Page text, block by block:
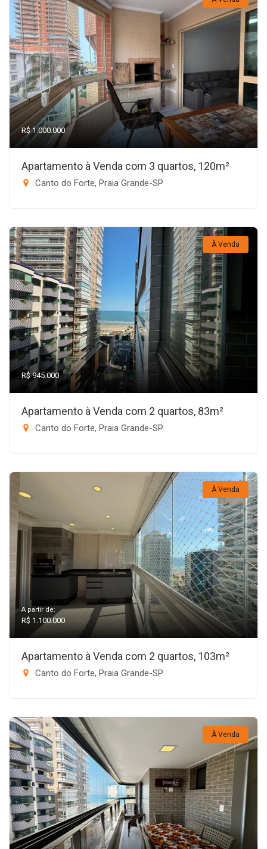
R$ 1.000.000
Apartamento à Venda com 3 quartos, 120m²
Canto do Forte, Praia Grande-SP
À Venda
R$ 945.000
Apartamento à Venda com 2 quartos, 83m²
Canto do Forte, Praia Grande-SP
À Venda
A partir de:
R$ 1.100.000
Apartamento à Venda com 2 quartos, 103m²
Canto do Forte, Praia Grande-SP
À Venda